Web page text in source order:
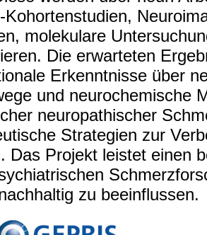
Kohortenstudien,
molekulare
Die erwarteten
Erkenntnisse über
und neurochemische
neuropathischer
Strategien zur
Das Projekt leistet einen
zu beeinflussen.